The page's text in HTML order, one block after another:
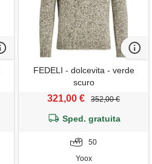
FEDELI - dolcevita - verde
scuro
321,00 € 352,00 €
Sped. gratuita
50
Yoox